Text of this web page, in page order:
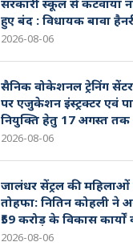
हुए बंद : विधायक बावा
2026-08-06
सैनिक वोकेशनल ट्रेनिंग
पर एजुकेशन इंस्ट्रक्टर एवं
नियुक्ति हेतु 17 अगस्त
2026-08-06
जालंधर सेंट्रल की महिलाओं
तोहफा: नितिन कोहली ने
₹59 करोड़ के विकास
2026-08-06